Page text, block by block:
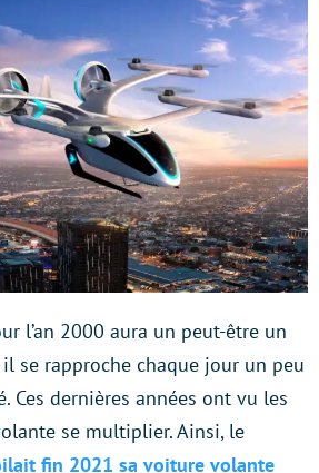
l’an 2000 aura un peut-être un
se rapproche chaque jour un peu
Ces dernières années ont vu les
se multiplier. Ainsi, le
fin 2021 sa voiture volante